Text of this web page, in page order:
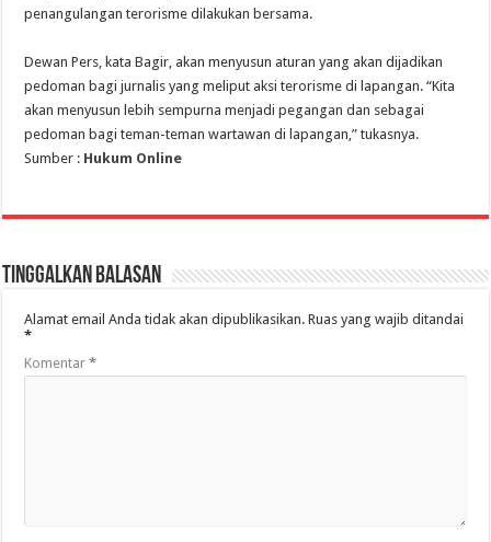
penangulangan terorisme dilakukan bersama.
Dewan Pers, kata Bagir, akan menyusun aturan yang akan dijadikan
pedoman bagi jurnalis yang meliput aksi terorisme di lapangan. “Kita
akan menyusun lebih sempurna menjadi pegangan dan sebagai
pedoman bagi teman-teman wartawan di lapangan,” tukasnya.
Sumber : Hukum Online
Tinggalkan Balasan
Alamat email Anda tidak akan dipublikasikan. Ruas yang wajib ditandai
*
Komentar*